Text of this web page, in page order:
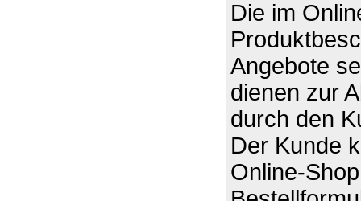
Die im
Angebote
dienen zur
durch den
Der Kunde
Online-